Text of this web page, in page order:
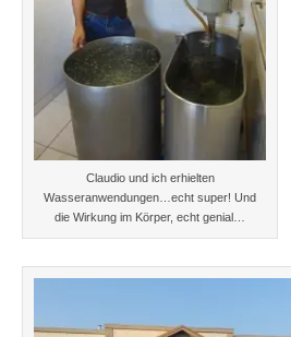
Claudio und ich erhielten
Wasseranwendungen…echt super! Und
die Wirkung im Körper, echt genial…